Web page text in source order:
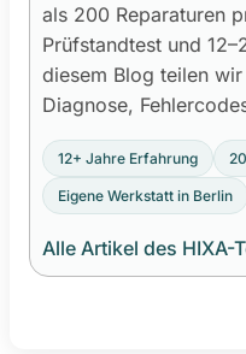
als 200 Reparaturen
Prüfstandtest und
diesem Blog teilen
Diagnose,
12+ Jahre Erfahrung
Eigene Werkstatt in Berlin
Alle Artikel des HIXA-